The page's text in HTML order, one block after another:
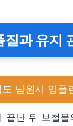
질과 유지
남원시 임플
끝난 뒤 보철